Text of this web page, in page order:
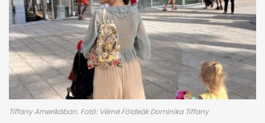
Tiffany Amerikában. Fotó: Vérné Földeák Dominika Tiffany